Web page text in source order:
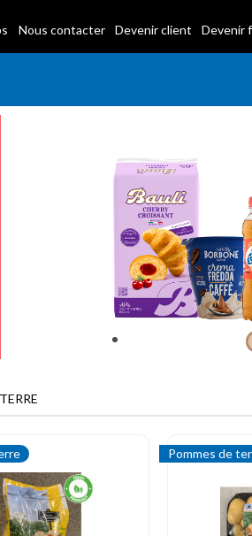
Nous contacter Devenir client Devenir
Pommes de